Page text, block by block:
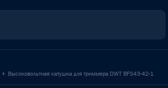
Высоковольтная катушка для триммера DWT BFS43-42-1